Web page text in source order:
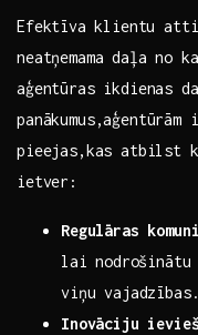
Efektīva⁤ klientu
neatņemama daļa no
aģentūras ikdienas
pieejas,kas atbilst⁤
ietver:
Regulāras
lai ⁢nodrošinātu
viņu vajadzības.
Inovāciju